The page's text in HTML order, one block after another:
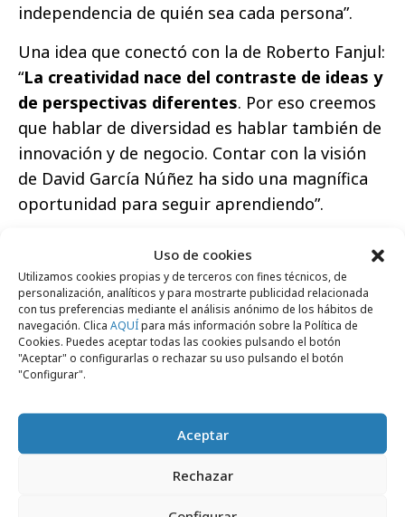
Uso de cookies
Utilizamos cookies propias y de terceros con fines técnicos, de
personalización, analíticos y para mostrarte publicidad relacionada
con tus preferencias mediante el análisis anónimo de los hábitos de
navegación. Clica AQUÍpara más información sobre la Política de
Cookies. Puedes aceptar todas las cookies pulsando el botón
"Aceptar" o configurarlas o rechazar su uso pulsando el botón
"Configurar".
Aceptar
Rechazar
independencia de quién sea cada persona”.
Una idea que conectó con la de Roberto Fanjul:
“La creatividad nace del contraste de ideas y
de perspectivas diferentes. Por eso creemos
que hablar de diversidad es hablar también de
innovación y de negocio. Contar con la visión
de David García Núñez ha sido una magnífica
oportunidad para seguir aprendiendo”.
Este grupo, que conforma el área de
diversidad e inclusión de Annie Bonnie, es
conocido por convertir a la agencia en la
primera en desfilar concarroza propia en el
Orgullo de Madrid
junto a American Express, Google o Idealista. Y
reconocido por hacer campañas que reclaman
a la industria una publicidad más diversa,
recibiendo dos premios en
ellas: “Mejor aportación al desarrollo de la